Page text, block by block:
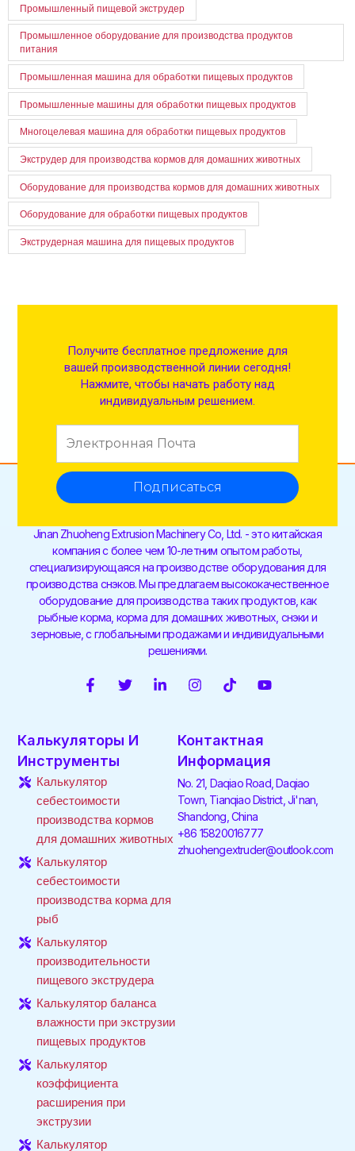
Промышленный пищевой экструдер
Промышленное оборудование для производства продуктов
питания
Промышленная машина для обработки пищевых продуктов
Промышленные машины для обработки пищевых продуктов
Многоцелевая машина для обработки пищевых продуктов
Экструдер для производства кормов для домашних животных
Оборудование для производства кормов для домашних животных
Оборудование для обработки пищевых продуктов
Экструдерная машина для пищевых продуктов
Получите бесплатное предложение для
вашей производственной линии сегодня!
Нажмите, чтобы начать работу над
индивидуальным решением.
Подписаться
Jinan Zhuoheng Extrusion Machinery Co, Ltd. - это китайская
компания с более чем 10-летним опытом работы,
специализирующаяся на производстве оборудования для
производства снэков. Мы предлагаем высококачественное
оборудование для производства таких продуктов, как
рыбные корма, корма для домашних животных, снэки и
зерновые, с глобальными продажами и индивидуальными
решениями.
F
b
o
o
k
-
T
С
т
I
a
g
r
a
m
T
o
k
Y
b
e
Калькуляторы И
Инструменты
Калькулятор
себестоимости
производства кормов
для домашних животных
Калькулятор
себестоимости
производства корма для
рыб
Калькулятор
производительности
пищевого экструдера
Калькулятор баланса
влажности при экструзии
пищевых продуктов
Калькулятор
коэффициента
расширения при
экструзии
Калькулятор
Контактная
Информация
No. 21, Daqiao Road, Daqiao
Town, Tianqiao District, Ji'nan,
Shandong, China
+86 15820016777
zhuohengextruder@outlook.com